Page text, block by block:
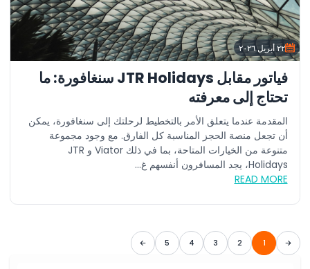
٢٢ أبريل ٢٠٢٦
فياتور مقابل JTR Holidays سنغافورة: ما
تحتاج إلى معرفته
المقدمة عندما يتعلق الأمر بالتخطيط لرحلتك إلى سنغافورة، يمكن
أن تجعل منصة الحجز المناسبة كل الفارق. مع وجود مجموعة
متنوعة من الخيارات المتاحة، بما في ذلك Viator و JTR
Holidays، يجد المسافرون أنفسهم غ...
READ MORE
1
2
3
4
5